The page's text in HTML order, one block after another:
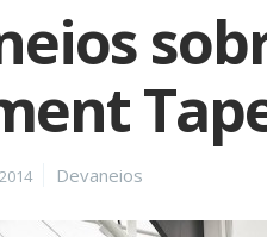
Categories
Devaneios